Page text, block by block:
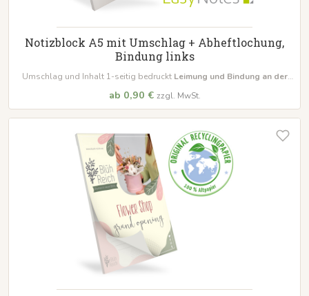
Notizblock A5 mit Umschlag + Abheftlochung,
Bindung links
Umschlag und Inhalt 1-seitig bedruckt Leimung und Bindung an der
ab 0,90 € zzgl. MwSt.